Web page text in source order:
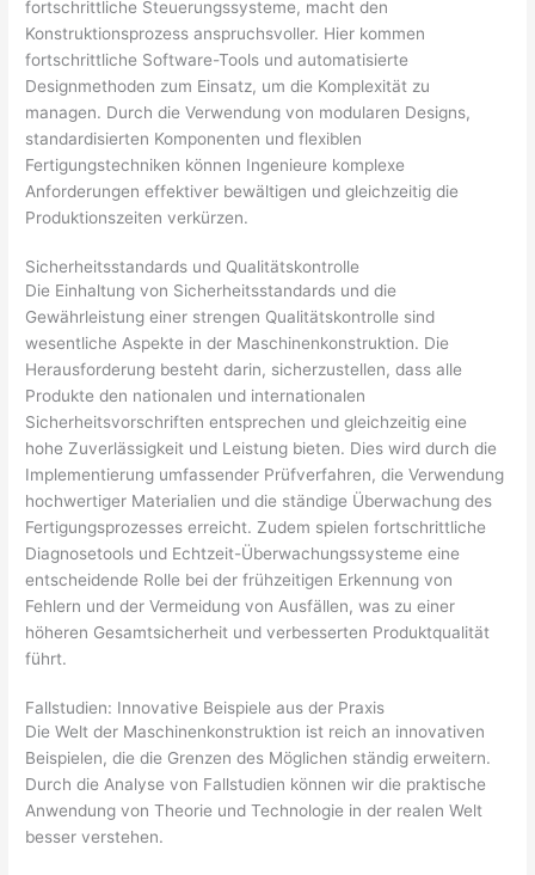
fortschrittliche Steuerungssysteme, macht den
Konstruktionsprozess anspruchsvoller. Hier kommen
fortschrittliche Software-Tools und automatisierte
Designmethoden zum Einsatz, um die Komplexität zu
managen. Durch die Verwendung von modularen Designs,
standardisierten Komponenten und flexiblen
Fertigungstechniken können Ingenieure komplexe
Anforderungen effektiver bewältigen und gleichzeitig die
Produktionszeiten verkürzen.
Sicherheitsstandards und Qualitätskontrolle
Die Einhaltung von Sicherheitsstandards und die
Gewährleistung einer strengen Qualitätskontrolle sind
wesentliche Aspekte in der Maschinenkonstruktion. Die
Herausforderung besteht darin, sicherzustellen, dass alle
Produkte den nationalen und internationalen
Sicherheitsvorschriften entsprechen und gleichzeitig eine
hohe Zuverlässigkeit und Leistung bieten. Dies wird durch die
Implementierung umfassender Prüfverfahren, die Verwendung
hochwertiger Materialien und die ständige Überwachung des
Fertigungsprozesses erreicht. Zudem spielen fortschrittliche
Diagnosetools und Echtzeit-Überwachungssysteme eine
entscheidende Rolle bei der frühzeitigen Erkennung von
Fehlern und der Vermeidung von Ausfällen, was zu einer
höheren Gesamtsicherheit und verbesserten Produktqualität
führt.
Fallstudien: Innovative Beispiele aus der Praxis
Die Welt der Maschinenkonstruktion ist reich an innovativen
Beispielen, die die Grenzen des Möglichen ständig erweitern.
Durch die Analyse von Fallstudien können wir die praktische
Anwendung von Theorie und Technologie in der realen Welt
besser verstehen.